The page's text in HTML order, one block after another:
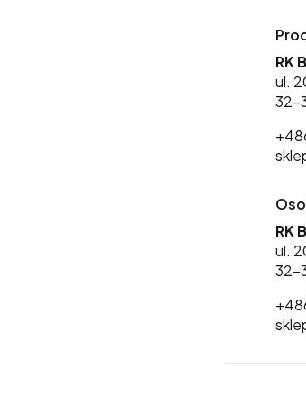
RK
ul.
32-
RK
ul.
32-